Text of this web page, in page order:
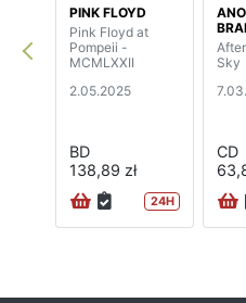
PINK FLOYD
Pink Floyd at
Pompeii -
MCMLXXII
2.05.2025
BD
138,89 zł
24H
Sky
CD